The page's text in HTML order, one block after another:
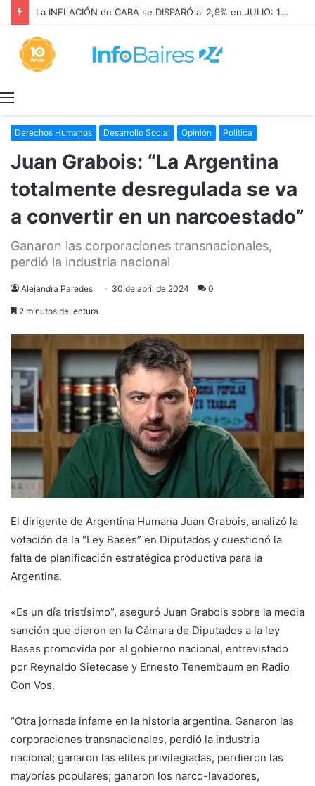
La INFLACIÓN de CABA se DISPARÓ al 2,9% en JULIO: 19,4% en 2026
Derechos Humanos Desarrollo Social Opinión Política
Juan Grabois: “La Argentina
totalmente desregulada se va
a convertir en un narcoestado”
Ganaron las corporaciones transnacionales,
perdió la industria nacional
Alejandra Paredes 30 de abril de 2024 0
2 minutos de lectura
El dirigente de Argentina Humana Juan Grabois, analizó la
votación de la “Ley Bases” en Diputados y cuestionó la
falta de planificación estratégica productiva para la
Argentina.
«Es un día tristísimo”, aseguró Juan Grabois sobre la media
sanción que dieron en la Cámara de Diputados a la ley
Bases promovida por el gobierno nacional, entrevistado
por Reynaldo Sietecase y Ernesto Tenembaum en Radio
Con Vos.
“Otra jornada infame en la historia argentina. Ganaron las
corporaciones transnacionales, perdió la industria
nacional; ganaron las elites privilegiadas, perdieron las
mayorías populares; ganaron los narco-lavadores,